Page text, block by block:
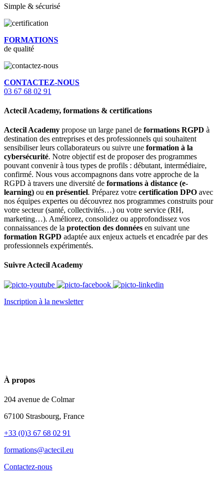
Simple & sécurisé
FORMATIONS
de qualité
CONTACTEZ-NOUS
03 67 68 02 91
Actecil Academy, formations & certifications
Actecil Academy propose un large panel de formations RGPD à
destination des entreprises et des professionnels qui souhaitent
sensibiliser leurs collaborateurs ou suivre une formation à la
cybersécurité. Notre objectif est de proposer des programmes
pouvant convenir à tous types de profils : débutant, intermédiaire,
confirmé. Nous vous accompagnons dans votre approche de la
RGPD à travers une diversité de formations à distance (e-
learning) ou en présentiel. Préparez votre certification DPO avec
nos équipes expertes ou découvrez nos programmes construits pour
votre secteur (santé, collectivités…) ou votre service (RH,
marketing…). Améliorez, consolidez ou approfondissez vos
connaissances de la protection des données en suivant une
formation RGPD adaptée aux enjeux actuels et encadrée par des
professionnels expérimentés.
Suivre Actecil Academy
Inscription à la newsletter
À propos
204 avenue de Colmar
67100 Strasbourg, France
+33 (0)3 67 68 02 91
formations@actecil.eu
Contactez-nous